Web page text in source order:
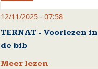
12/11/2025 - 07:58
TERNAT - Voorlezen in
de bib
Meer lezen